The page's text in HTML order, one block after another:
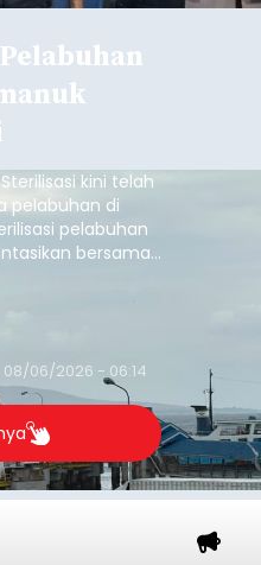
kini telah
pelabuhan di
pelabuhan
bersama
yakni
dan
08/06/2026 - 06:14